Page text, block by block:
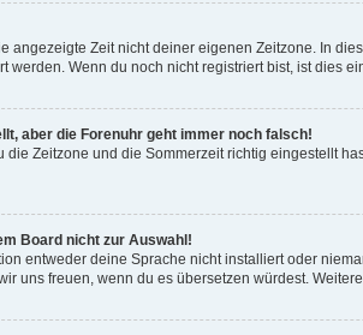
angezeigte Zeit nicht deiner eigenen Zeitzone. In
werden. Wenn du noch nicht registriert bist, ist dies
aber die Forenuhr geht immer noch falsch!
die Zeitzone und die Sommerzeit richtig eingestellt
Board nicht zur Auswahl!
entweder deine Sprache nicht installiert oder
uns freuen, wenn du es übersetzen würdest.